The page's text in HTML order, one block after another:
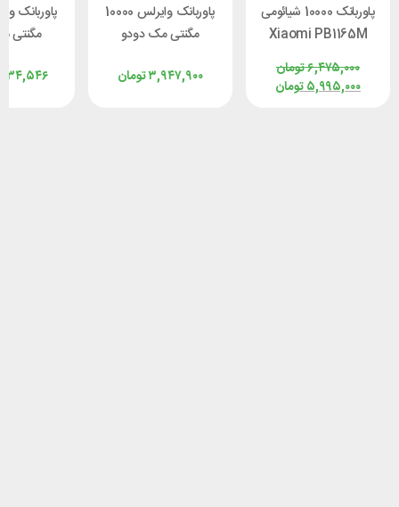
پاوربانک 10000 شیائومی
Xiaomi PB1165M
متصلتومان۶,۴۷۵,۰۰۰
تومان۵,۹۹۵,۰۰۰
پاوربانک وایرلس 10000
مگنتی مک دودو
توان 20 وات
تومان۳,۹۴۷,۹۰۰
مگنتی
توان 30 وات